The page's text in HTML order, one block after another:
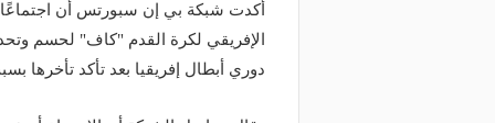
أكدت شبكة بي إن سبورتس أن اجتماعًا
الإفريقي لكرة القدم "كاف" لحسم
دوري أبطال إفريقيا بعد تأكد تأخرها